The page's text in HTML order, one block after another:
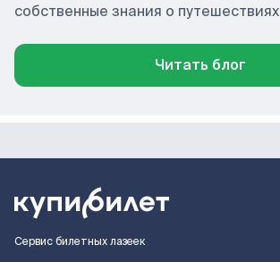
собственные знания о путешествиях
Читать блог
Сервис билетных лазеек